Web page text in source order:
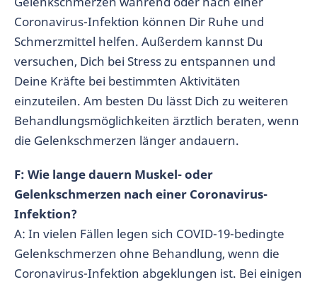
Coronavirus-Infektion können Dir Ruhe und
Schmerzmittel helfen. Außerdem kannst Du
versuchen, Dich bei Stress zu entspannen und
Deine Kräfte bei bestimmten Aktivitäten
einzuteilen. Am besten Du lässt Dich zu weiteren
Behandlungsmöglichkeiten ärztlich beraten, wenn
die Gelenkschmerzen länger andauern.
F: Wie lange dauern Muskel- oder
Gelenkschmerzen nach einer Coronavirus-
Infektion?
A: In vielen Fällen legen sich COVID-19-bedingte
Gelenkschmerzen ohne Behandlung, wenn die
Coronavirus-Infektion abgeklungen ist. Bei einigen